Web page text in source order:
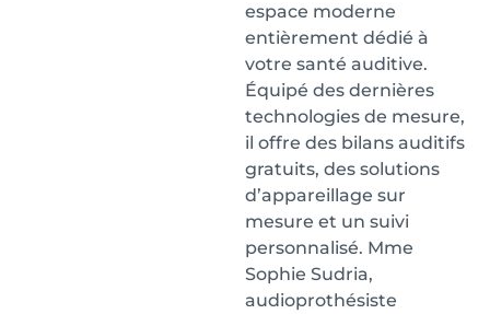
espace moderne
entièrement dédié à
votre santé auditive.
Équipé des dernières
technologies de mesure,
il offre des bilans auditifs
gratuits, des solutions
d’appareillage sur
mesure et un suivi
personnalisé. Mme
Sophie Sudria,
audioprothésiste